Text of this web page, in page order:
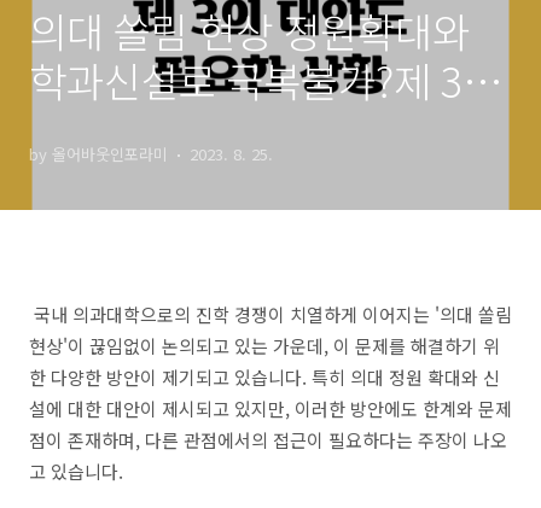
의대 쏠림 현상 정원확대와
학과신설로 극복불가?제 3의
by 올어바웃인포라미 2023. 8. 25.
국내 의과대학으로의 진학 경쟁이 치열하게 이어지는 '의대 쏠림
현상'이 끊임없이 논의되고 있는 가운데, 이 문제를 해결하기 위
한 다양한 방안이 제기되고 있습니다. 특히 의대 정원 확대와 신
설에 대한 대안이 제시되고 있지만, 이러한 방안에도 한계와 문제
점이 존재하며, 다른 관점에서의 접근이 필요하다는 주장이 나오
고 있습니다.